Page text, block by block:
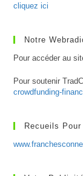
cliquez ici
Notre
Pour accéder au
Pour soutenir
crowdfunding-
Recueils